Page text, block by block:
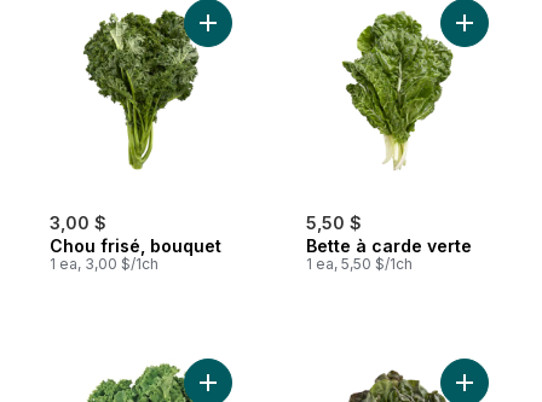
3,00 $
Chou frisé, bouquet
1 ea, 3,00 $/1ch
Ajouter Chou frisé, bouquet au panier
5,50 $
Bette à carde verte
1 ea, 5,50 $/1ch
Ajouter
Ajouter Chou Frise Vert Biologique 18 au
Ajouter